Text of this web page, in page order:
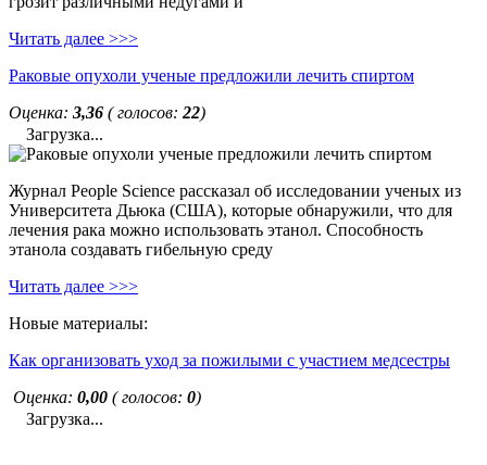
Читать далее >>>
Раковые опухоли ученые предложили лечить спиртом
Оценка: 3,36 ( голосов: 22)
Загрузка...
Журнал People Science рассказал об исследовании ученых из
Университета Дьюка (США), которые обнаружили, что для
лечения рака можно использовать этанол. Способность
этанола создавать гибельную среду
Читать далее >>>
Новые материалы:
Как организовать уход за пожилыми с участием медсестры
Оценка: 0,00 ( голосов: 0)
Загрузка...